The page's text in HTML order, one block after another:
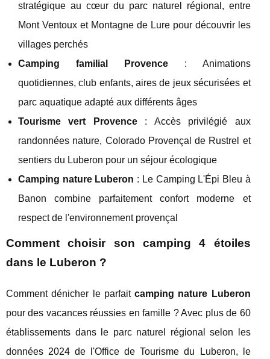
stratégique au cœur du parc naturel régional, entre
Mont Ventoux et Montagne de Lure pour découvrir les
villages perchés
Camping familial Provence: Animations
quotidiennes, club enfants, aires de jeux sécurisées et
parc aquatique adapté aux différents âges
Tourisme vert Provence: Accès privilégié aux
randonnées nature, Colorado Provençal de Rustrel et
sentiers du Luberon pour un séjour écologique
Camping nature Luberon : Le Camping L'Épi Bleu à
Banon combine parfaitement confort moderne et
respect de l'environnement provençal
Comment choisir son camping 4 étoiles
dans le Luberon ?
Comment dénicher le parfaitcamping nature Luberon
pour des vacances réussies en famille ? Avec plus de 60
établissements dans le parc naturel régional selon les
données 2024 de l'Office de Tourisme du Luberon, le